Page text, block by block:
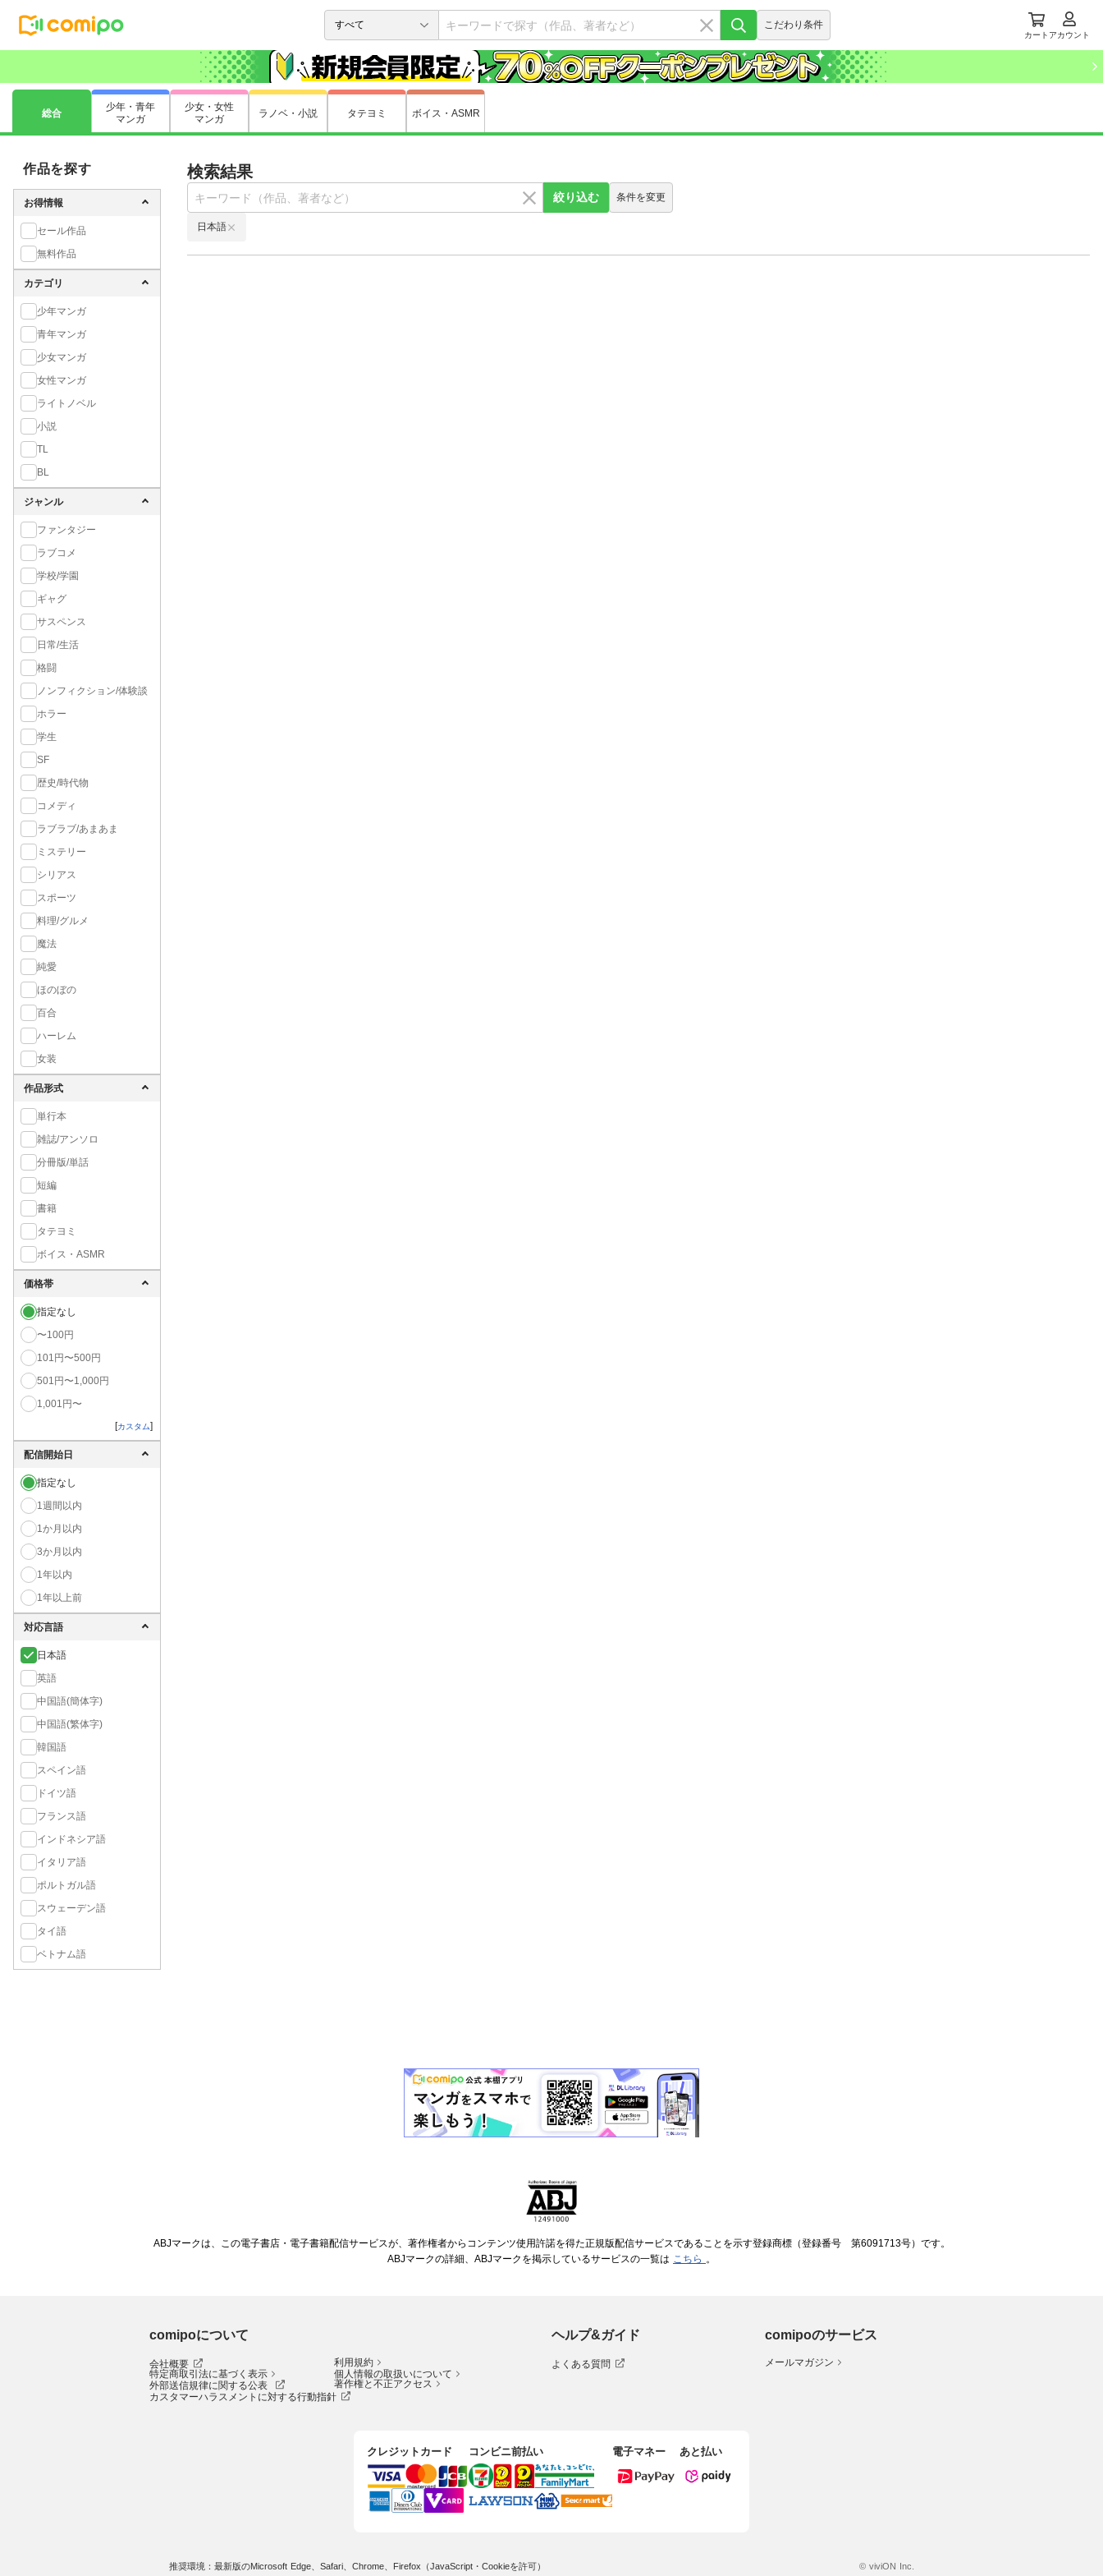
こだわり条件
カート アカウント
総合
少年・青年
マンガ
少女・女性
マンガ
ラノベ・小説 タテヨミ ボイス・ASMR
作品を探す
お得情報
セール作品
無料作品
カテゴリ
少年マンガ
青年マンガ
少女マンガ
女性マンガ
ライトノベル
小説
TL
BL
ジャンル
ファンタジー
ラブコメ
学校/学園
ギャグ
サスペンス
日常/生活
格闘
ノンフィクション/体験談
ホラー
学生
SF
歴史/時代物
コメディ
ラブラブ/あまあま
ミステリー
シリアス
スポーツ
料理/グルメ
魔法
純愛
ほのぼの
百合
ハーレム
女装
作品形式
単行本
雑誌/アンソロ
分冊版/単話
短編
書籍
タテヨミ
ボイス・ASMR
価格帯
指定なし
〜100円
101円〜500円
501円〜1,000円
1,001円〜
[カスタム]
配信開始日
指定なし
1週間以内
1か月以内
3か月以内
1年以内
1年以上前
対応言語
日本語
英語
中国語(簡体字)
中国語(繁体字)
韓国語
スペイン語
ドイツ語
フランス語
インドネシア語
イタリア語
ポルトガル語
スウェーデン語
タイ語
ベトナム語
検索結果
絞り込む 条件を変更
日本語
ABJマークは、この電子書店・電子書籍配信サービスが、著作権者からコンテンツ使用許諾を得た正規版配信サービスであることを示す登録商標（登録番号 第6091713号）です。
ABJマークの詳細、ABJマークを掲示しているサービスの一覧は こちら 。
comipoについて
会社概要
利用規約
特定商取引法に基づく表示
個人情報の取扱いについて
外部送信規律に関する公表
著作権と不正アクセス
カスタマーハラスメントに対する行動指針
ヘルプ&ガイド
よくある質問
comipoのサービス
メールマガジン
クレジットカード コンビニ前払い 電子マネー あと払い
推奨環境：最新版のMicrosoft Edge、Safari、Chrome、Firefox（JavaScript・Cookieを許可） © viviON Inc.